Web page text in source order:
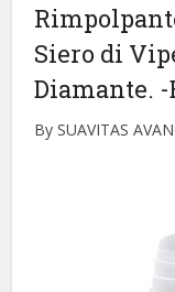
Siero di
Diamante.
By SUAVITAS